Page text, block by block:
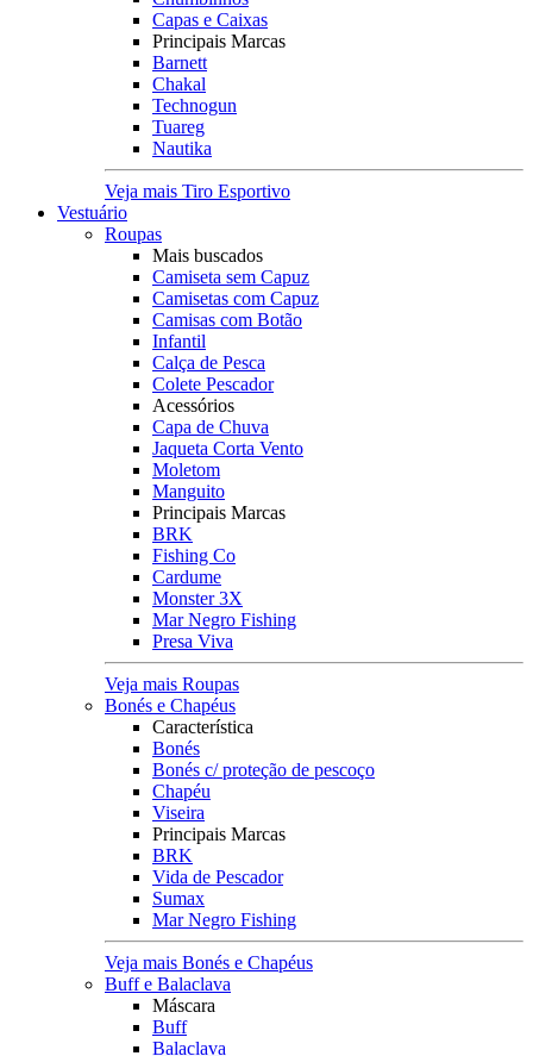
Capas e Caixas
Principais Marcas
Barnett
Chakal
Technogun
Tuareg
Nautika
Veja mais Tiro Esportivo
Vestuário
Roupas
Mais buscados
Camiseta sem Capuz
Camisetas com Capuz
Camisas com Botão
Infantil
Calça de Pesca
Colete Pescador
Acessórios
Capa de Chuva
Jaqueta Corta Vento
Moletom
Manguito
Principais Marcas
BRK
Fishing Co
Cardume
Monster 3X
Mar Negro Fishing
Presa Viva
Veja mais Roupas
Bonés e Chapéus
Característica
Bonés
Bonés c/ proteção de pescoço
Chapéu
Viseira
Principais Marcas
BRK
Vida de Pescador
Sumax
Mar Negro Fishing
Veja mais Bonés e Chapéus
Buff e Balaclava
Máscara
Buff
Balaclava